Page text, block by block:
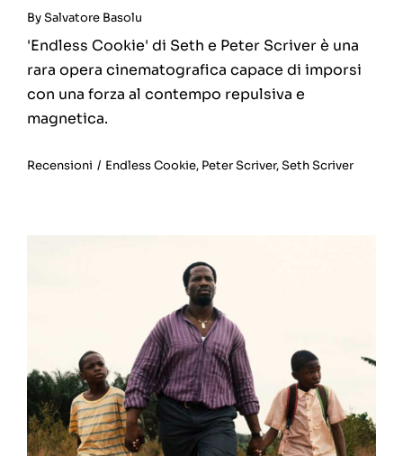
BySalvatore Basolu
'Endless Cookie' di Seth e Peter Scriver è una
rara opera cinematografica capace di imporsi
con una forza al contempo repulsiva e
magnetica.
Recensioni / Endless Cookie, Peter Scriver,Seth Scriver